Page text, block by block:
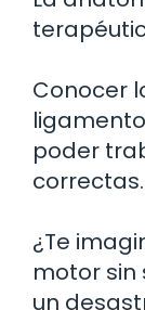
Conocer
poder
correctas.
¿Te
motor sin
un